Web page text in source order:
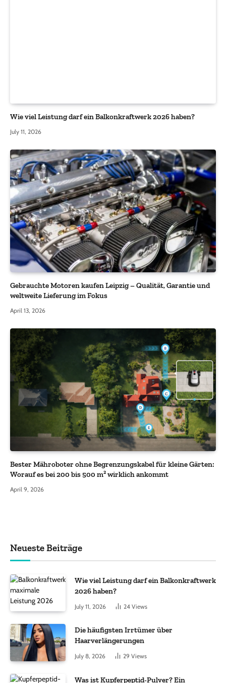
Wie viel Leistung darf ein Balkonkraftwerk 2026 haben?
July 11, 2026
Gebrauchte Motoren kaufen Leipzig – Qualität, Garantie und
weltweite Lieferung im Fokus
April 13, 2026
Bester Mähroboter ohne Begrenzungskabel für kleine Gärten:
Worauf es bei 200 bis 500 m² wirklich ankommt
April 9, 2026
Neueste Beiträge
Wie viel Leistung darf ein Balkonkraftwerk
2026 haben?
July 11, 2026 24 Views
Die häufigsten Irrtümer über
Haarverlängerungen
July 8, 2026 29 Views
Was ist Kupferpeptid-Pulver? Ein